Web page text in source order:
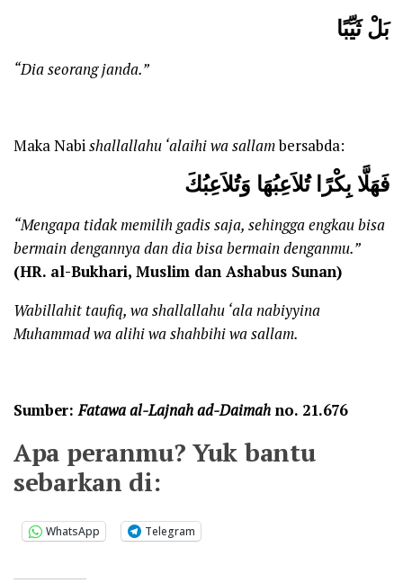
بَلْ ثَيِّبًا
“Dia seorang janda.”
Maka Nabishallallahu ‘alaihi wa sallambersabda:
فَهَلَّا بِكْرًا تُلاَعِبُهَا وَتُلاَعِبُكَ
“Mengapa tidak memilih gadis saja, sehingga engkaubisa
bermain dengannya dan dia bisa bermain denganmu.”
(HR. al-Bukhari, Muslim dan Ashabus Sunan)
Wabillahit taufiq, wa shallallahu ‘ala nabiyyina
Muhammad wa alihi wa shahbihi wa sallam.
Sumber:Fatawa al-Lajnah ad-Daimah no. 21.676
Apa peranmu? Yuk bantu
sebarkan di:
WhatsApp Telegram